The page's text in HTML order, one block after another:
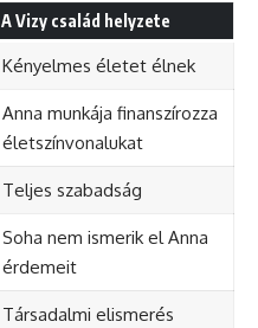
A Vizy család helyzete
Kényelmes életet élnek
Anna munkája finanszírozza
életszínvonalukat
Teljes szabadság
Soha nem ismerik el Anna
érdemeit
Társadalmi elismerés